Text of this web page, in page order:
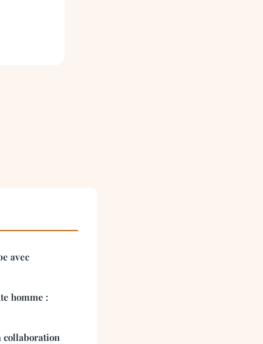
avec
homme :
collaboration